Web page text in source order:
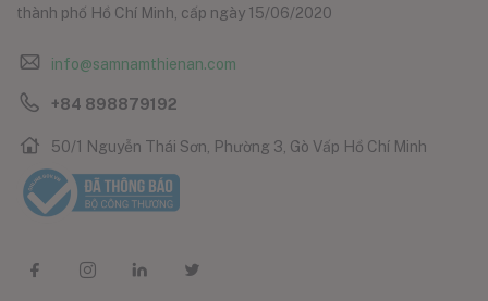
thành phố Hồ Chí Minh, cấp ngày 15/06/2020
info@samnamthienan.com
+84 898879192
50/1 Nguyễn Thái Sơn, Phường 3, Gò Vấp Hồ Chí Minh